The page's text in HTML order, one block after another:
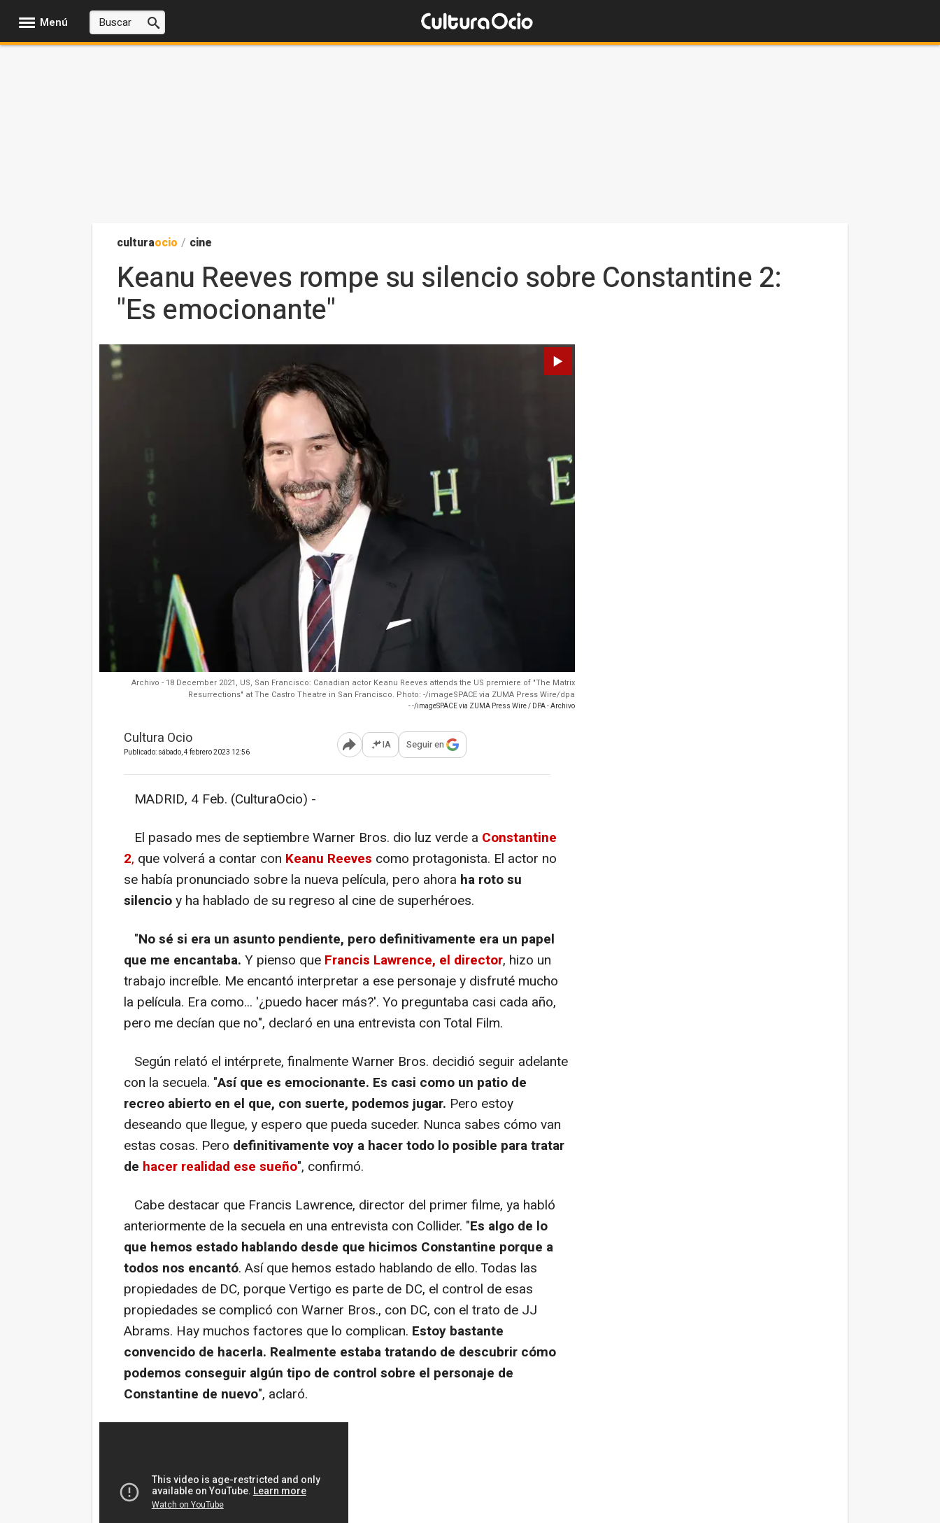
Menú
culturaocio / cine
Keanu Reeves rompe su silencio sobre Constantine 2:
"Es emocionante"
Archivo - 18 December 2021, US, San Francisco: Canadian actor Keanu Reeves attends the US premiere of "The Matrix
Resurrections" at The Castro Theatre in San Francisco. Photo: -/imageSPACE via ZUMA Press Wire/dpa
- -/imageSPACE via ZUMA Press Wire / DPA - Archivo
Cultura Ocio
Publicado: sábado, 4 febrero 2023 12:56 Abrir opciones para compartir
IA Seguir en
MADRID, 4 Feb. (CulturaOcio) -
El pasado mes de septiembre Warner Bros. dio luz verde a Constantine
2, que volverá a contar con Keanu Reeves como protagonista. El actor no
se había pronunciado sobre la nueva película, pero ahora ha roto su
silencioy ha hablado de su regreso al cine de superhéroes.
"No sé si era un asunto pendiente, pero definitivamente era un papel
que me encantaba. Y pienso que Francis Lawrence, el director, hizo un
trabajo increíble. Me encantó interpretar a ese personaje y disfruté mucho
la película. Era como... '¿puedo hacer más?'. Yo preguntaba casi cada año,
pero me decían que no", declaró en una entrevista con Total Film.
Según relató el intérprete, finalmente Warner Bros. decidió seguir adelante
con la secuela. "Así que es emocionante. Es casi como un patio de
recreo abierto en el que, con suerte, podemos jugar. Pero estoy
deseando que llegue, y espero que pueda suceder. Nunca sabes cómo van
estas cosas. Pero definitivamente voy a hacer todo lo posible para tratar
de hacer realidad ese sueño", confirmó.
Cabe destacar que Francis Lawrence, director del primer filme, ya habló
anteriormente de la secuela en una entrevista con Collider. "Es algo de lo
que hemos estado hablando desde que hicimos Constantine porque a
todos nos encantó. Así que hemos estado hablando de ello. Todas las
propiedades de DC, porque Vertigo es parte de DC, el control de esas
propiedades se complicó con Warner Bros., con DC, con el trato de JJ
Abrams. Hay muchos factores que lo complican. Estoy bastante
convencido de hacerla. Realmente estaba tratando de descubrir cómo
podemos conseguir algún tipo de control sobre el personaje de
Constantine de nuevo", aclaró.